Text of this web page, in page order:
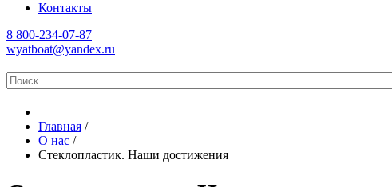
Контакты
8 800-234-07-87
wyatboat@yandex.ru
Главная /
О нас /
Стеклопластик. Наши достижения